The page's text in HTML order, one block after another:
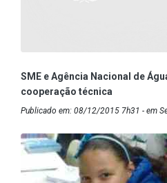
SME e Agência Nacional de
cooperação técnica
Publicado em: 08/12/2015 7h31 - em